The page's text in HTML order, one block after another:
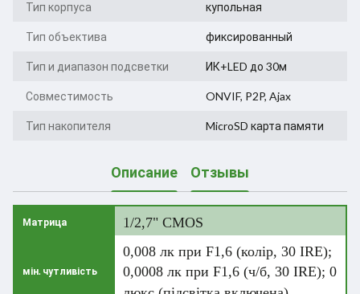
Тип корпуса купольная
Тип объектива фиксированный
Тип и диапазон подсветки ИК+LED до 30м
Совместимость ONVIF, P2P, Ajax
Тип накопителя MicroSD карта памяти
Описание Отзывы
Матрица 1/2,7" CMOS
мін. чутливість
0,008 лк при F1,6 (колір, 30 IRE);
0,0008 лк при F1,6 (ч/б, 30 IRE); 0